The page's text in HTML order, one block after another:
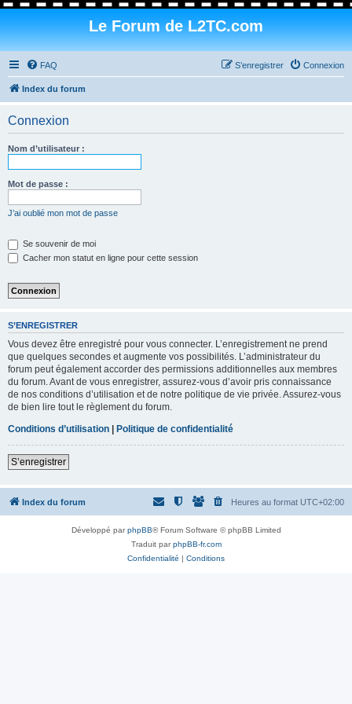
Le Forum de L2TC.com
FAQ Connexion
S’enregistrer
Index du forum
Connexion
Nom d’utilisateur :
Mot de passe :
J’ai oublié mon mot de passe
Se souvenir de moi
Cacher mon statut en ligne pour cette session
S’ENREGISTRER
Vous devez être enregistré pour vous connecter. L’enregistrement ne prend
que quelques secondes et augmente vos possibilités. L’administrateur du
forum peut également accorder des permissions additionnelles aux membres
du forum. Avant de vous enregistrer, assurez-vous d’avoir pris connaissance
de nos conditions d’utilisation et de notre politique de vie privée. Assurez-vous
de bien lire tout le règlement du forum.
Conditions d’utilisation | Politique de confidentialité
S’enregistrer
Index du forum Heures au format UTC+02:00
Développé parphpBB® Forum Software © phpBB Limited
Traduit parphpBB-fr.com
Confidentialité | Conditions